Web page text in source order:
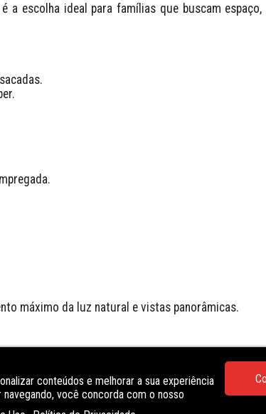
a escolha ideal para famílias que buscam espaço,
máximo da luz natural e vistas panorâmicas.
conteúdos e melhorar a sua experiência
você concorda com o nosso